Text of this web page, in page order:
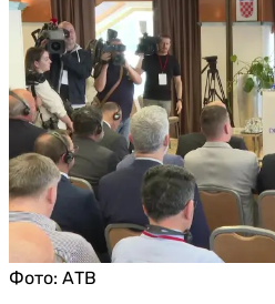
Фото: АТВ